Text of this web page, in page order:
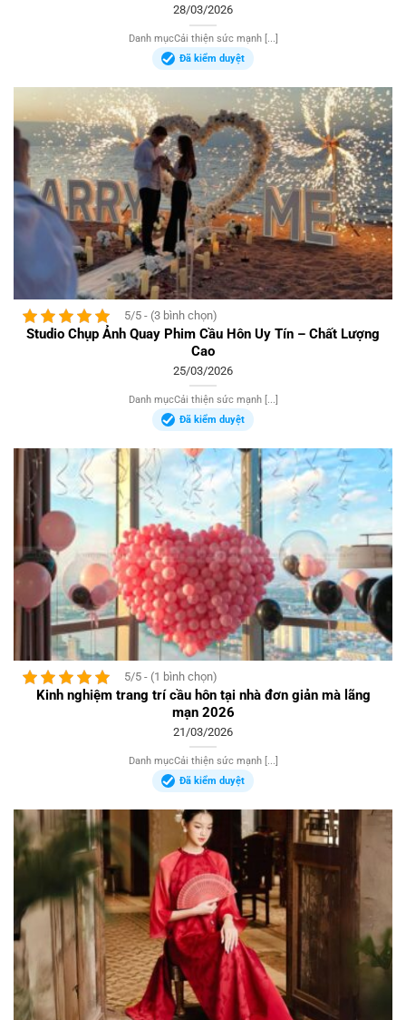
28/03/2026
Danh mụcCải thiện sức mạnh [...]
Đã kiểm duyệt
5/5 - (3 bình chọn)
Studio Chụp Ảnh Quay Phim Cầu Hôn Uy Tín – Chất Lượng
Cao
25/03/2026
Danh mụcCải thiện sức mạnh [...]
Đã kiểm duyệt
5/5 - (1 bình chọn)
Kinh nghiệm trang trí cầu hôn tại nhà đơn giản mà lãng
mạn 2026
21/03/2026
Danh mụcCải thiện sức mạnh [...]
Đã kiểm duyệt